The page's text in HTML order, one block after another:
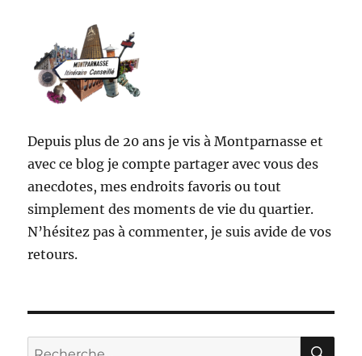
Depuis plus de 20 ans je vis à Montparnasse et
avec ce blog je compte partager avec vous des
anecdotes, mes endroits favoris ou tout
simplement des moments de vie du quartier.
N’hésitez pas à commenter, je suis avide de vos
retours.
Recherche